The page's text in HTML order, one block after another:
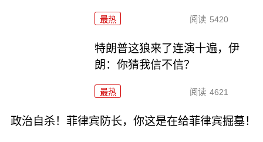
最热 阅读 5420
特朗普这狼来了连演十遍，伊
朗：你猜我信不信？
最热 阅读 4621
政治自杀！菲律宾防长，你这是在给菲律宾掘墓！